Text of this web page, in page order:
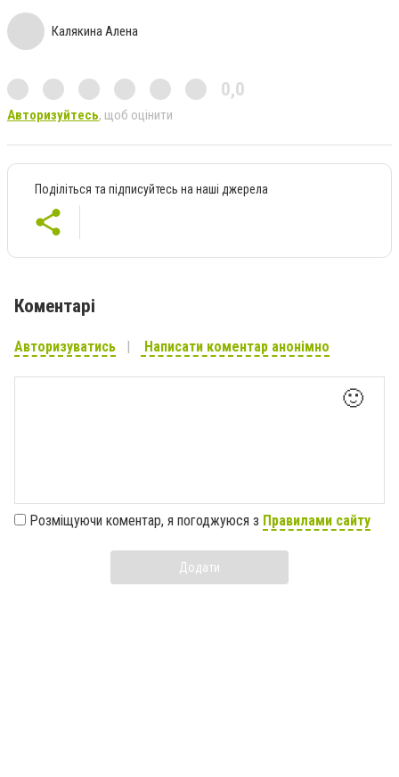
Калякина Алена
0,0
Авторизуйтесь, щоб оцінити
Поділіться та підписуйтесь на наші джерела
Коментарі
Авторизуватись Написати коментар анонімно
🙂
Розміщуючи коментар, я погоджуюся з Правилами сайту
Додати